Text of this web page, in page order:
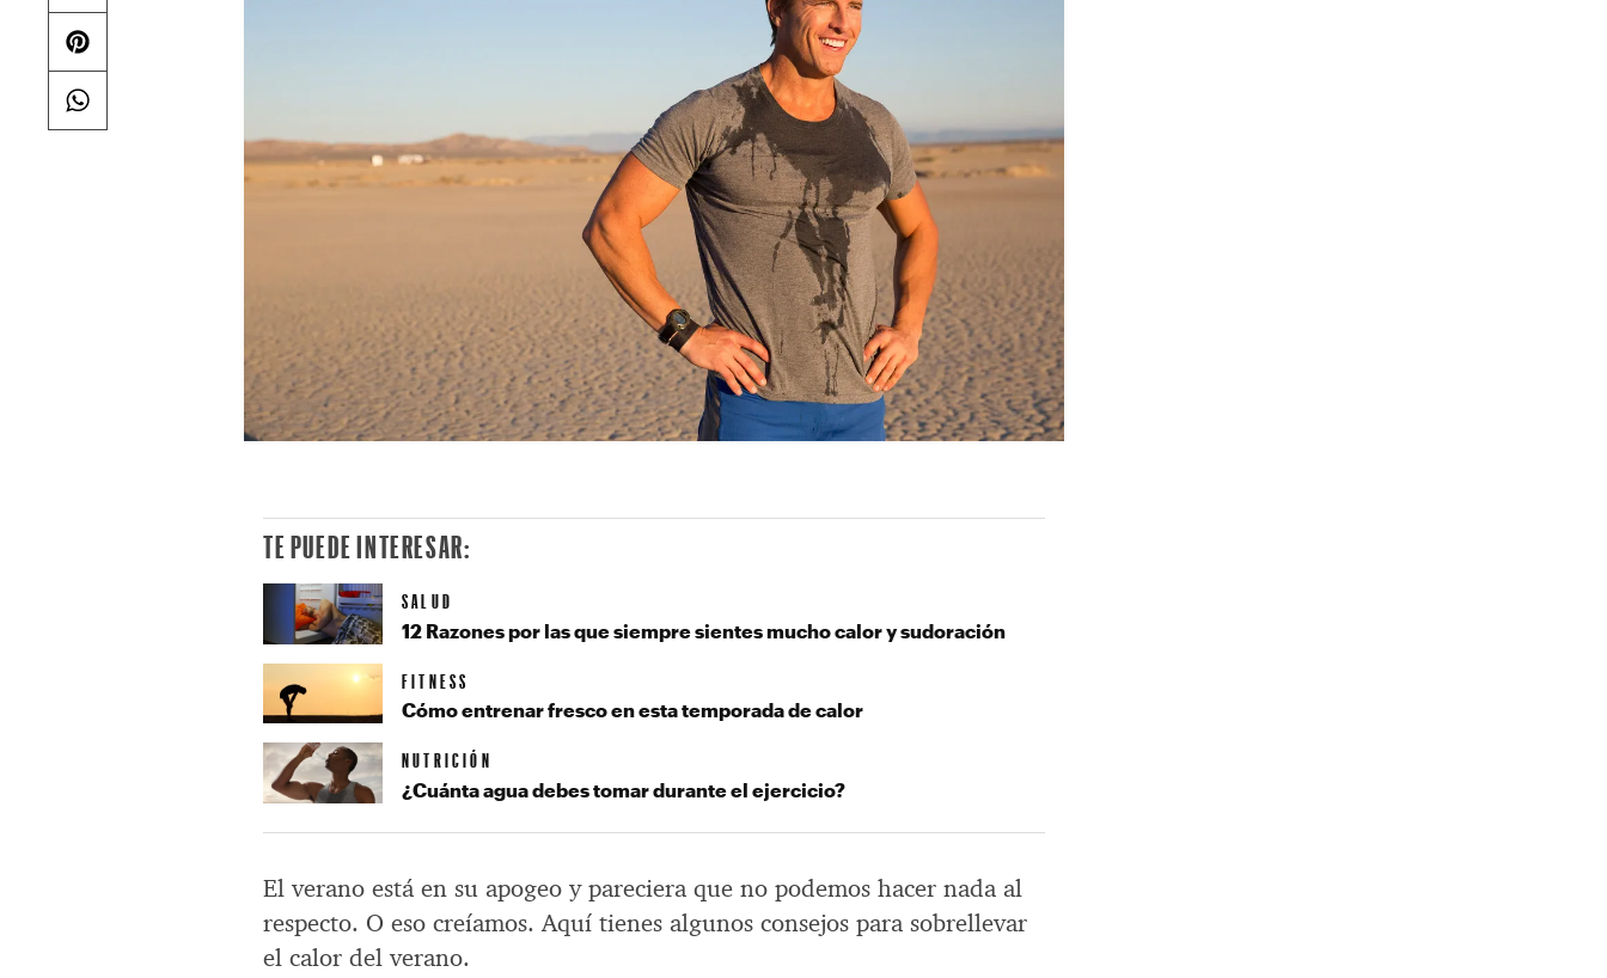
El verano está en su apogeo y pareciera que no podemos hacer nada al
respecto. O eso creíamos. Aquí tienes algunos consejos para sobrellevar
el calor del verano.
TE PUEDE INTERESAR:
SALUD
12 Razones por las que siempre sientes mucho calor y sudoración
FITNESS
Cómo entrenar fresco en esta temporada de calor
NUTRICIÓN
¿Cuánta agua debes tomar durante el ejercicio?